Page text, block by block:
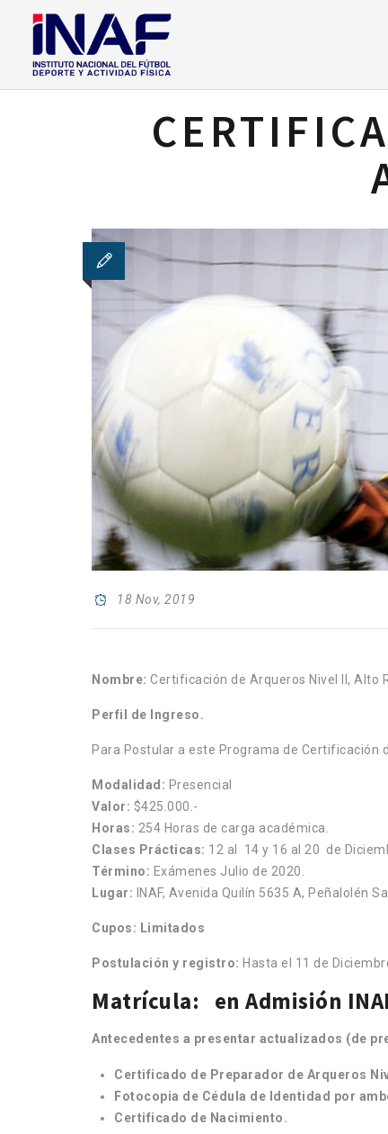
18 Nov, 2019
Nombre: Certificación de Arqueros Nivel II, Alto
Perfil de Ingreso.
Para Postular a este Programa de Certificación
Modalidad: Presencial
Valor: $425.000.-
Horas: 254 Horas de carga académica.
Clases Prácticas: 12 al 14 y 16 al 20 de
Término: Exámenes Julio de 2020.
Lugar:
INAF, Avenida Quilín 5635 A, Peñalolén
Cupos: Limitados
Postulación y registro: Hasta el 11 de
Matrícula: en Admisión
Antecedentes a presentar actualizados (de
Certificado de Preparador de Arqueros
Fotocopia de Cédula de Identidad por
Certificado de Nacimiento.